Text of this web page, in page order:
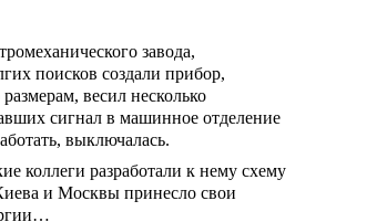
завода,
поисков создали прибор,
весил несколько
сигнал в машинное отделение
выключалась.
коллеги разработали к нему схему
и Москвы принесло свои